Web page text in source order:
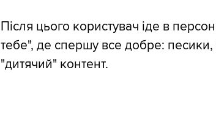
Після цього користувач іде в
тебе", де спершу все добре:
"дитячий" контент.